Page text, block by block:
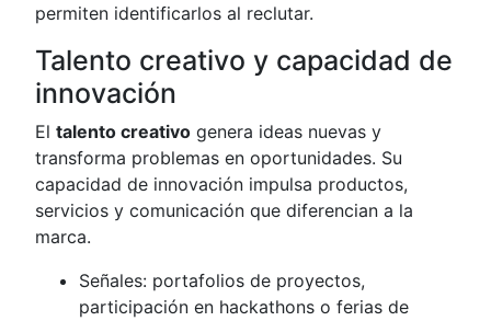
permiten identificarlos al reclutar.
Talento creativo y capacidad de
innovación
Eltalento creativo genera ideas nuevas y
transforma problemas en oportunidades. Su
capacidad de innovación impulsa productos,
servicios y comunicación que diferencian a la
marca.
Señales: portafolios de proyectos,
participación en hackathons o ferias de